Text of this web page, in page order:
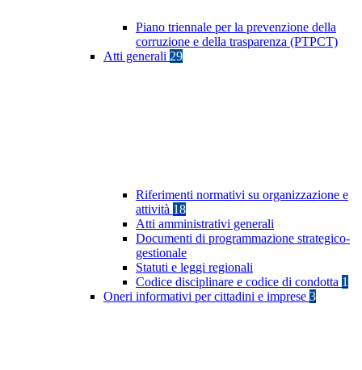
Piano triennale per la prevenzione della
corruzione e della trasparenza (PTPCT)
Atti generali 29
Riferimenti normativi su organizzazione e
attività 18
Atti amministrativi generali
Documenti di programmazione strategico-
gestionale
Statuti e leggi regionali
Codice disciplinare e codice di condotta 1
Oneri informativi per cittadini e imprese 3